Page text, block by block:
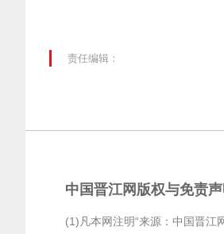
责任编辑：
中国晋江网版权与免责声
(1)凡本网注明“来源：中国晋江